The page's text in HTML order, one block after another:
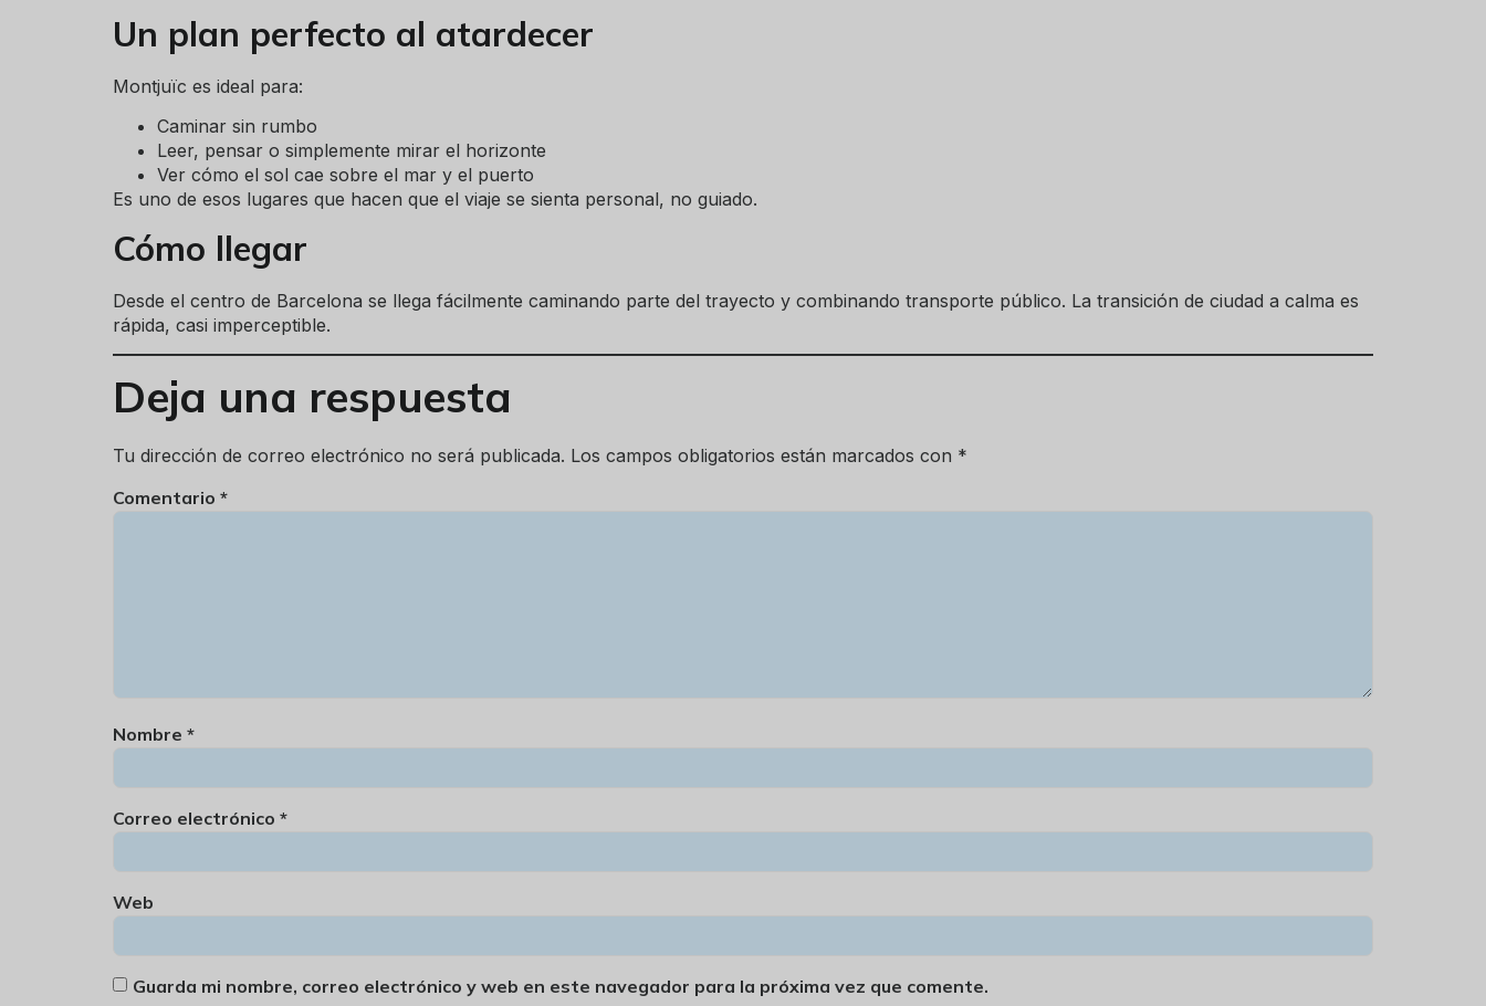
Un plan perfecto al atardecer
Montjuïc es ideal para:
Caminar sin rumbo
Leer, pensar o simplemente mirar el horizonte
Ver cómo el sol cae sobre el mar y el puerto
Es uno de esos lugares que hacen que el viaje se sienta personal, no guiado.
Cómo llegar
Desde el centro de Barcelona se llega fácilmente caminando parte del trayecto y combinando transporte público. La transición de ciudad a calma es
rápida, casi imperceptible.
Deja una respuesta
Tu dirección de correo electrónico no será publicada. Los campos obligatorios están marcados con *
Comentario *
Nombre *
Correo electrónico *
Web
Guarda mi nombre, correo electrónico y web en este navegador para la próxima vez que comente.